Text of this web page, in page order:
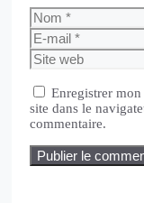
Nom
E-
mail
Site
web
Enregistrer
site dans le
commentaire.